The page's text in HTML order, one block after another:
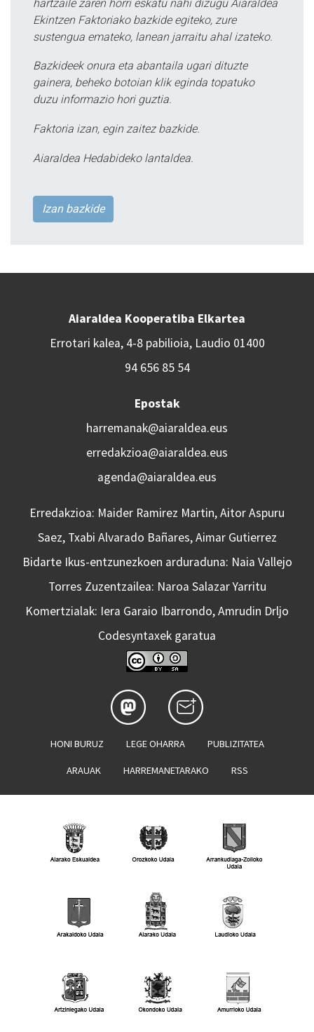
hartzaile zaren horri eskatu nahi dizugu Aiaraldea
Ekintzen Faktoriako bazkide egiteko, zure
sustengua emateko, lanean jarraitu ahal izateko.
Bazkideek onura eta abantaila ugari dituzte
gainera, beheko botoian klik eginda topatuko
duzu informazio hori guztia.
Faktoria izan, egin zaitez bazkide.
Aiaraldea Hedabideko lantaldea.
Izan bazkide
Aiaraldea Kooperatiba Elkartea
Errotari kalea, 4-8 pabilioia, Laudio 01400
94 656 85 54
Epostak
harremanak@aiaraldea.eus
erredakzioa@aiaraldea.eus
agenda@aiaraldea.eus
Erredakzioa: Maider Ramirez Martin, Aitor Aspuru
Saez, Txabi Alvarado Bañares, Aimar Gutierrez
Bidarte Ikus-entzunezkoen arduraduna: Naia Vallejo
Torres Zuzentzailea: Naroa Salazar Yarritu
Komertzialak: Iera Garaio Ibarrondo, Amrudin Drljo
Codesyntaxek garatua
HONI BURUZ LEGE OHARRA PUBLIZITATEA
ARAUAK HARREMANETARAKO RSS